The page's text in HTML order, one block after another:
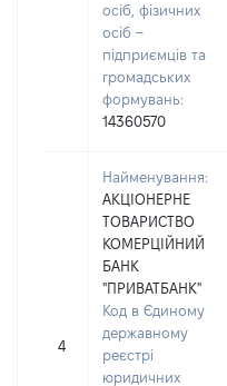
осіб, фізичних
осіб –
підприємців та
громадських
формувань:
14360570
4
Найменування:
АКЦІОНЕРНЕ
ТОВАРИСТВО
КОМЕРЦІЙНИЙ
БАНК
"ПРИВАТБАНК"
Код в Єдиному
державному
реєстрі
юридичних